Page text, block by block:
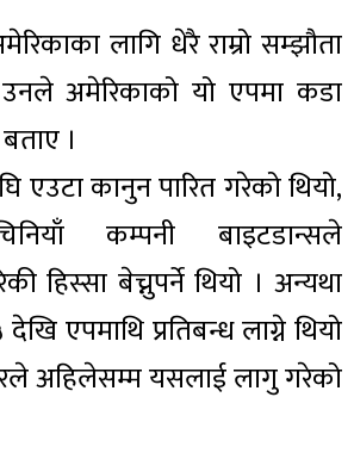
लागि धेरै राम्रो सम्झौता
अमेरिकाको यो एपमा कडा
।
एउटा कानुन पारित गरेको थियो,
कम्पनी बाइटडान्सले
हिस्सा बेच्नुपर्ने थियो । अन्यथा
एपमाथि प्रतिबन्ध लाग्ने थियो
अहिलेसम्म यसलाई लागु गरेको